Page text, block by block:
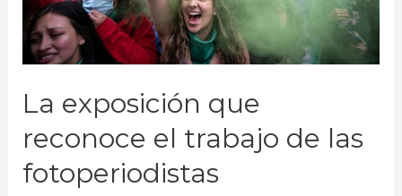
La exposición que
reconoce el trabajo de las
fotoperiodistas